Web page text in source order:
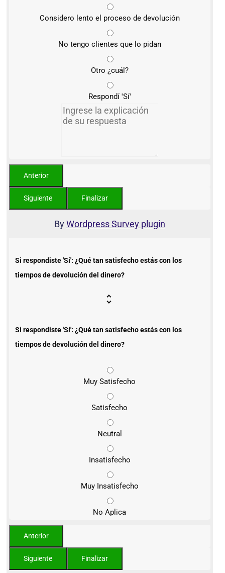
Considero lento el proceso de devolución
No tengo clientes que lo pidan
Otro ¿cuál?
Respondí 'Sí'
ByWordpress Survey plugin
Si respondiste 'Sí': ¿Qué tan satisfecho estás con los
tiempos de devolución del dinero?
Si respondiste 'Sí': ¿Qué tan satisfecho estás con los
tiempos de devolución del dinero?
Muy Satisfecho
Satisfecho
Neutral
Insatisfecho
Muy Insatisfecho
No Aplica